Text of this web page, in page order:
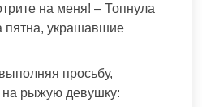
на меня! – Топнула
пятна, украшавшие
просьбу,
на рыжую девушку: